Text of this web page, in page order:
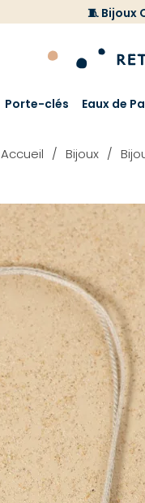
🧵 Bijoux
Porte-clés Eaux de
Accueil Bijoux